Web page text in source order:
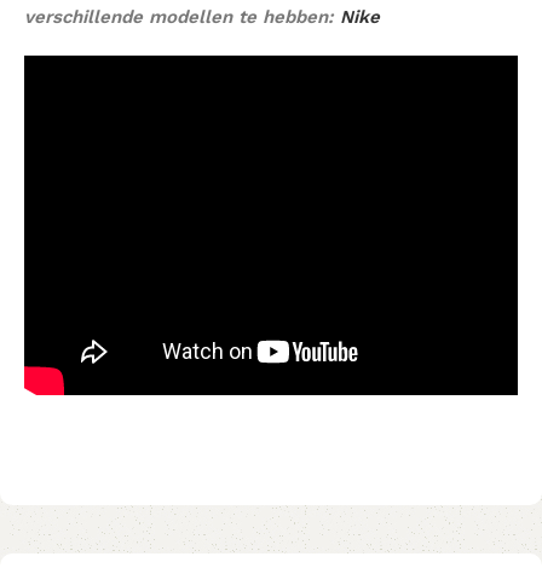
verschillende modellen te hebben: Nike